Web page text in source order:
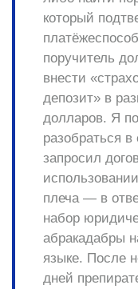
который
поручитель
внести
депозит» в
долларов. Я
разобраться
запросил
плеча — в
набор
абракадабры
языке. После
дней